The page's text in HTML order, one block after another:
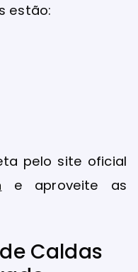
estão:
pelo site oficial
e aproveite as
Caldas